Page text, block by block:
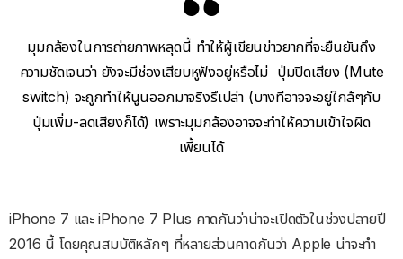
มุมกล้องในการถ่ายภาพหลุดนี้ ทำให้ผู้เขียนข่าวยากที่จะยืนยันถึง
ความชัดเจนว่า ยังจะมีช่องเสียบหูฟังอยู่หรือไม่ ปุ่มปิดเสียง (Mute
switch) จะถูกทำให้นูนออกมาจริงรึเปล่า (บางทีอาจจะอยู่ใกล้ๆกับ
ปุ่มเพิ่ม-ลดเสียงก็ได้) เพราะมุมกล้องอาจจะทำให้ความเข้าใจผิด
เพี้ยนได้
iPhone 7 และ iPhone 7 Plus คาดกันว่าน่าจะเปิดตัวในช่วงปลายปี
2016 นี้ โดยคุณสมบัติหลักๆ ที่หลายส่วนคาดกันว่า Apple น่าจะทำ